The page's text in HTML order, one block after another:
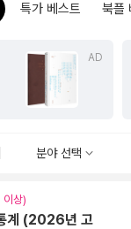
특가 베스트 북플
AD
분야 선택
이상)
계 (2026년 고